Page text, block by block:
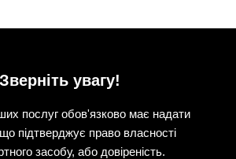
Зверніть увагу!
послуг обов'язково має надати
підтверджує право власності
засобу, або довіреність.